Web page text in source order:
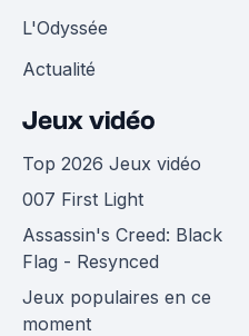
L'Odyssée
Actualité
Jeux vidéo
Top 2026 Jeux vidéo
007 First Light
Assassin's Creed: Black
Flag - Resynced
Jeux populaires en ce
moment